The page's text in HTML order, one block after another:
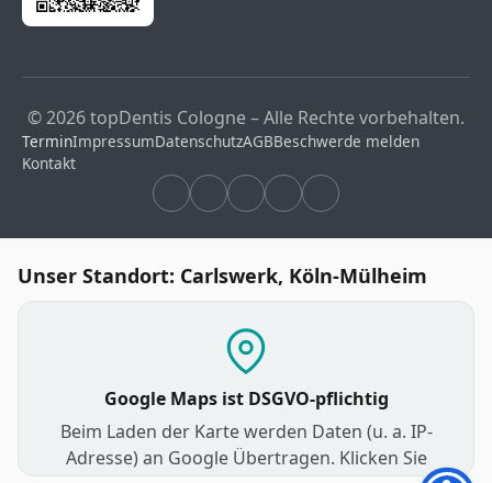
© 2026 topDentis Cologne – Alle Rechte vorbehalten.
TerminImpressumDatenschutzAGBBeschwerde melden
Kontakt
Unser Standort: Carlswerk, Köln-Mülheim
Google Maps ist DSGVO-pflichtig
Beim Laden der Karte werden Daten (u. a. IP-
Adresse) an Google Übertragen. Klicken Sie